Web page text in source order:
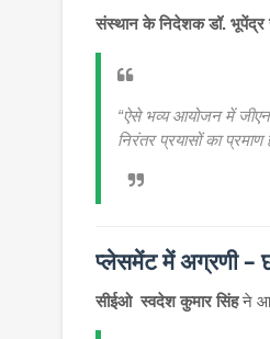
संस्थान के निदेशक डॉ. भूपेंद्र
“ऐसे भव्य आयोजन में
निरंतर प्रयासों का प्रमाण
प्लेसमेंट में अग्रणी –
सीईओ स्वदेश कुमार सिंहने